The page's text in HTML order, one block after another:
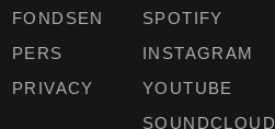
FONDSEN
PERS
PRIVACY
SPOTIFY
INSTAGRAM
YOUTUBE
SOUNDCLOUD